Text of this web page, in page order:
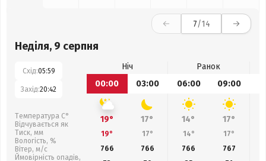
7/14
Неділя, 9 серпня
Схід:05:59
Захід:20:42
Температура С°
Відчувається як
Тиск, мм
Вологість, %
Вітер, м/с
Ймовірність опадів,
Ніч
Ранок
00:00
03:00 06:00 09:00
19° 17° 14° 17°
19° 17° 14° 17°
766
766 766 767